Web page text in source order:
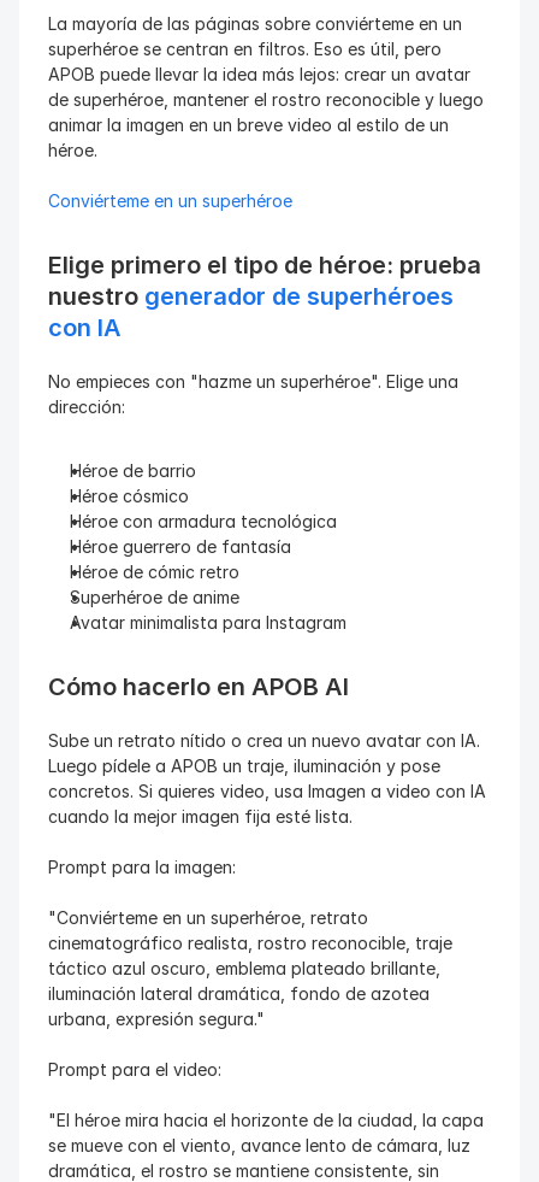
La mayoría de las páginas sobre conviérteme en un
superhéroe se centran en filtros. Eso es útil, pero
APOB puede llevar la idea más lejos: crear un avatar
de superhéroe, mantener el rostro reconocible y luego
animar la imagen en un breve video al estilo de un
héroe.
Conviérteme en un superhéroe
Elige primero el tipo de héroe: prueba
nuestro generador de superhéroes
con IA
No empieces con "hazme un superhéroe". Elige una
dirección:
Héroe de barrio
Héroe cósmico
Héroe con armadura tecnológica
Héroe guerrero de fantasía
Héroe de cómic retro
Superhéroe de anime
Avatar minimalista para Instagram
Cómo hacerlo en APOB AI
Sube un retrato nítido o crea un nuevo avatar con IA.
Luego pídele a APOB un traje, iluminación y pose
concretos. Si quieres video, usa Imagen a video con IA
cuando la mejor imagen fija esté lista.
Prompt para la imagen:
"Conviérteme en un superhéroe, retrato
cinematográfico realista, rostro reconocible, traje
táctico azul oscuro, emblema plateado brillante,
iluminación lateral dramática, fondo de azotea
urbana, expresión segura."
Prompt para el video:
"El héroe mira hacia el horizonte de la ciudad, la capa
se mueve con el viento, avance lento de cámara, luz
dramática, el rostro se mantiene consistente, sin